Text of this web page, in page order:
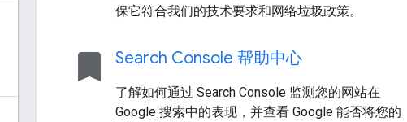
保它符合我们的技术要求和网络垃圾政策。
bookmark Search Console 帮助中心
了解如何通过 Search Console 监测您的网站在
Google 搜索中的表现，并查看 Google 能否将您的